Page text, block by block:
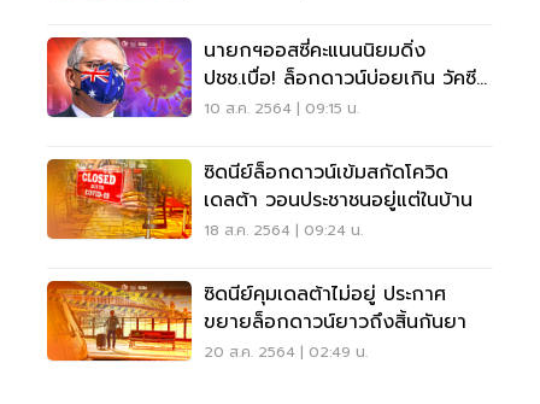
นายกฯออสซี่คะแนนนิยมดิ่ง
ปชช.เบื่อ! ล็อกดาวน์บ่อยเกิน วัคซีน
ล่าช้า
10 ส.ค. 2564 | 09:15 น.
ซิดนีย์ล็อกดาวน์เข้มสกัดโควิด
เดลต้า วอนประชาชนอยู่แต่ในบ้าน
18 ส.ค. 2564 | 09:24 น.
ซิดนีย์คุมเดลต้าไม่อยู่ ประกาศ
ขยายล็อกดาวน์ยาวถึงสิ้นกันยา
20 ส.ค. 2564 | 02:49 น.